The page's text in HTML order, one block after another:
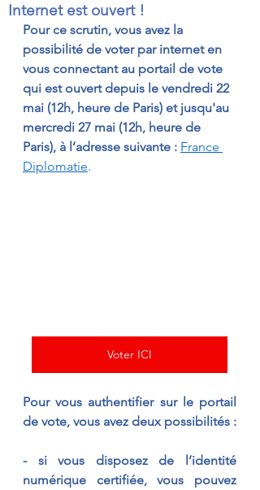
Internet est ouvert !
Pour ce scrutin, vous avez la
possibilité de voter par internet en
vous connectant au portail de vote
qui est ouvert depuis le vendredi 22
mai (12h, heure de Paris) et jusqu'au
mercredi 27 mai (12h, heure de
Paris), à l’adresse suivante : France
Diplomatie.
Voter ICI
Pour vous authentifier sur le portail
de vote, vous avez deux possibilités :
- si vous disposez de l’identité
numérique certifiée, vous pouvez